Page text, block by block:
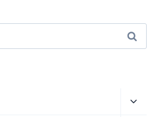
Otsi